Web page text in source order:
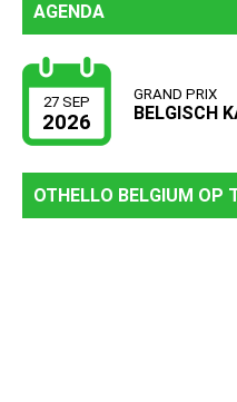
AGENDA
27 SEP
2026
GRAND PRIX
BELGISCH
OTHELLO BELGIUM OP